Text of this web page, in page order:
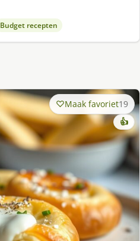
Budget recepten
Maak favoriet19
👍